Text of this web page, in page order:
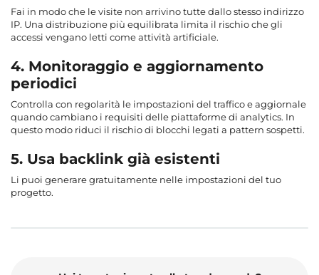
Fai in modo che le visite non arrivino tutte dallo stesso indirizzo
IP. Una distribuzione più equilibrata limita il rischio che gli
accessi vengano letti come attività artificiale.
4. Monitoraggio e aggiornamento
periodici
Controlla con regolarità le impostazioni del traffico e aggiornale
quando cambiano i requisiti delle piattaforme di analytics. In
questo modo riduci il rischio di blocchi legati a pattern sospetti.
5. Usa backlink già esistenti
Li puoi generare gratuitamente nelle impostazioni del tuo
progetto.